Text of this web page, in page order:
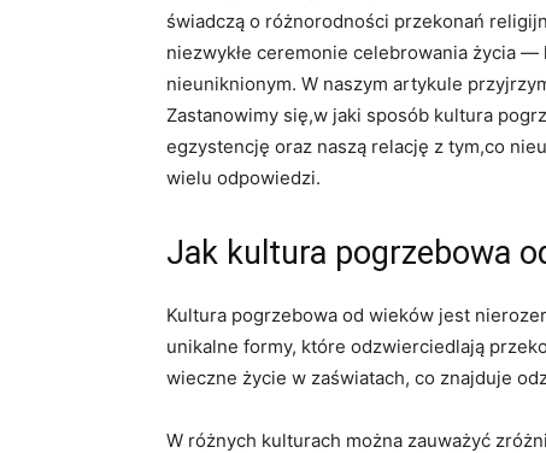
świadczą o różnorodności przekonań
niezwykłe ceremonie celebrowania życia
nieuniknionym. W naszym artykule
Zastanowimy się,w jaki sposób kultura
egzystencję oraz naszą relację z tym,co
wielu odpowiedzi.
Jak kultura pogrzebowa
Kultura pogrzebowa od wieków jest
unikalne formy, które odzwierciedlają
wieczne życie w zaświatach, co znajduje
W różnych kulturach można zauważyć